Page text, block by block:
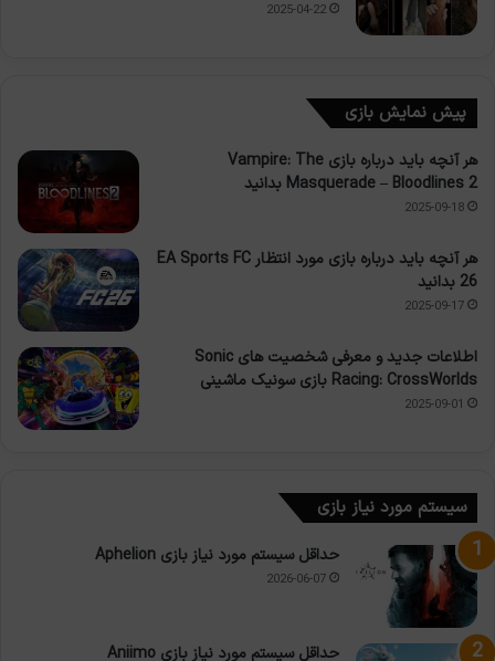
2025-04-22
پیش نمایش بازی
هر آنچه باید درباره بازی Vampire: The
Masquerade – Bloodlines 2 بدانید
2025-09-18
هر آنچه باید درباره بازی مورد انتظار EA Sports FC
26 بدانید
2025-09-17
اطلاعات جدید و معرفی شخصیت های Sonic
Racing: CrossWorlds بازی سونیک ماشینی
2025-09-01
سیستم مورد نیاز بازی
حداقل سیستم مورد نیاز بازی Aphelion
2026-06-07
حداقل سیستم مورد نیاز بازی Aniimo